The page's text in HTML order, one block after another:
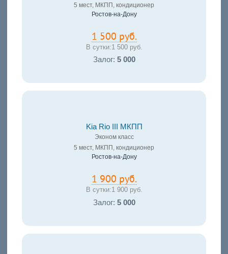
5 мест, МКПП, кондиционер
Ростов-на-Дону
1 500 руб.
В сутки:1 500 руб.
Залог: 5 000
Kia Rio III МКПП
Эконом класс
5 мест, МКПП, кондиционер
Ростов-на-Дону
1 900 руб.
В сутки:1 900 руб.
Залог: 5 000